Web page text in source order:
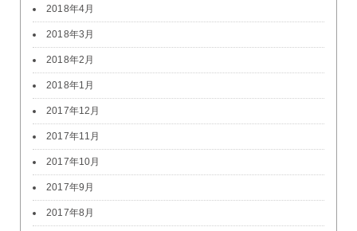
2018年4月
2018年3月
2018年2月
2018年1月
2017年12月
2017年11月
2017年10月
2017年9月
2017年8月